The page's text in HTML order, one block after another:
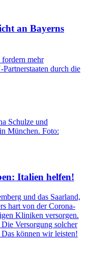
an Bayerns
mehr
durch die
Schulze und
München. Foto:
Italien helfen!
und das Saarland,
hart von der Corona-
Kliniken versorgen.
Versorgung solcher
können wir leisten!